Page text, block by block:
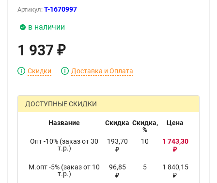
Артикул: T-1670997
в наличии
1 937 ₽
Скидки Доставка и Оплата
ДОСТУПНЫЕ СКИДКИ
Название Скидка Скидка,
%
Цена
Опт -10% (заказ от 30
т.р.)
193,70
₽
10 1 743,30
₽
М.опт -5% (заказ от 10
т.р.)
96,85
₽
5 1 840,15
₽